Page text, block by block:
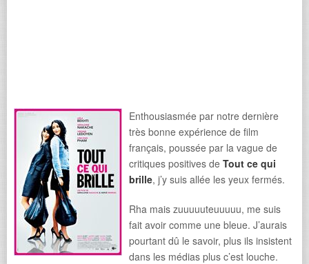
Enthousiasmée par notre dernière
très bonne expérience de film
français, poussée par la vague de
critiques positives de Tout ce qui
brille, j’y suis allée les yeux fermés.
Rha mais zuuuuuteuuuuu, me suis
fait avoir comme une bleue. J’aurais
pourtant dû le savoir, plus ils insistent
dans les médias plus c’est louche.